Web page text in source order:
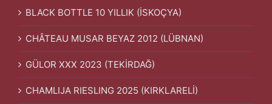
BLACK BOTTLE 10 YILLIK (İSKOÇYA)
CHÂTEAU MUSAR BEYAZ 2012 (LÜBNAN)
GÜLOR XXX 2023 (TEKİRDAĞ)
CHAMLIJA RIESLING 2025 (KIRKLARELİ)